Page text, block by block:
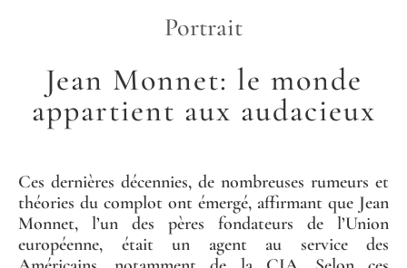
Portrait
Jean Monnet: le monde
appartient aux audacieux
Ces dernières décennies, de nombreuses rumeurs et
théories du complot ont émergé, affirmant que Jean
Monnet, l’un des pères fondateurs de l’Union
européenne, était un agent au service des